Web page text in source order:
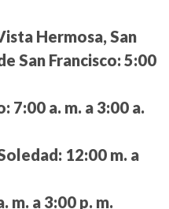
Hermosa, San
San Francisco: 5:00
7:00 a. m. a 3:00 a.
12:00 m. a
m. a 3:00 p. m.